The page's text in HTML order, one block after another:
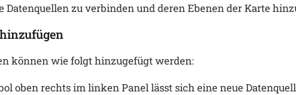
Datenquellen zu verbinden und deren Ebenen der Karte
können wie folgt hinzugefügt werden:
oben rechts im linken Panel lässt sich eine neue